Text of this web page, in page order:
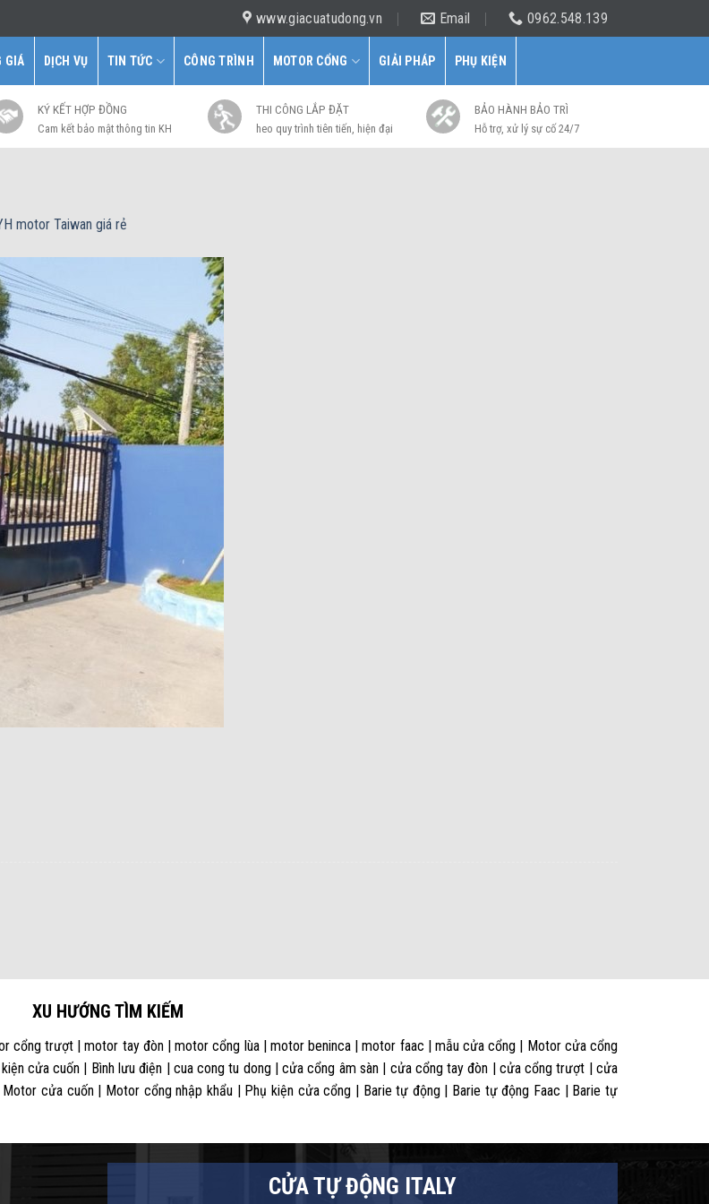
www.giacuatudong.vn Email 0962.548.139
GIÁ DỊCH VỤ TIN TỨC CÔNG TRÌNH MOTOR CỔNG GIẢI PHÁP PHỤ KIỆN
KÝ KẾT HỢP ĐỒNG
Cam kết bảo mật thông tin KH
THI CÔNG LẮP ĐẶT
heo quy trình tiên tiến, hiện đại
BẢO HÀNH BẢO TRÌ
Hỗ trợ, xử lý sự cố 24/7
motor Taiwan giá rẻ
XU HƯỚNG TÌM KIẾM
trượt | motor tay đòn | motor cổng lùa | motor beninca | motor faac | mẫu cửa cổng | Motor cửa cổng
cửa cuốn | Bình lưu điện | cua cong tu dong | cửa cổng âm sàn | cửa cổng tay đòn | cửa cổng trượt | cửa
cửa cuốn | Motor cổng nhập khẩu | Phụ kiện cửa cổng | Barie tự động | Barie tự động Faac | Barie tự
CỬA TỰ ĐỘNG ITALY